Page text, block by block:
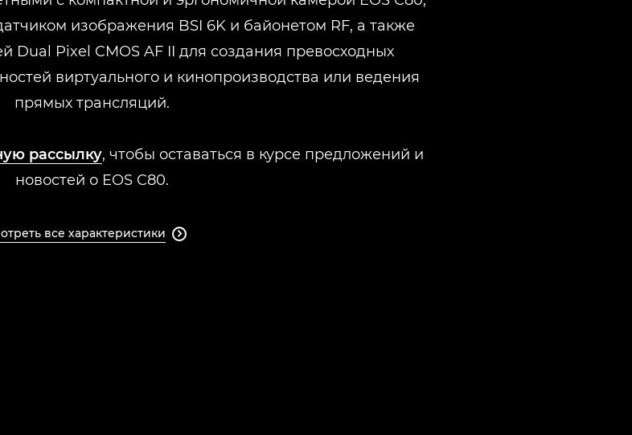
изображения BSI 6K и байонетом RF, а также
Dual Pixel CMOS AF II для создания превосходных
виртуального и кинопроизводства или ведения
прямых трансляций.
рассылку, чтобы оставаться в курсе предложений и
новостей о EOS C80.
все характеристики 